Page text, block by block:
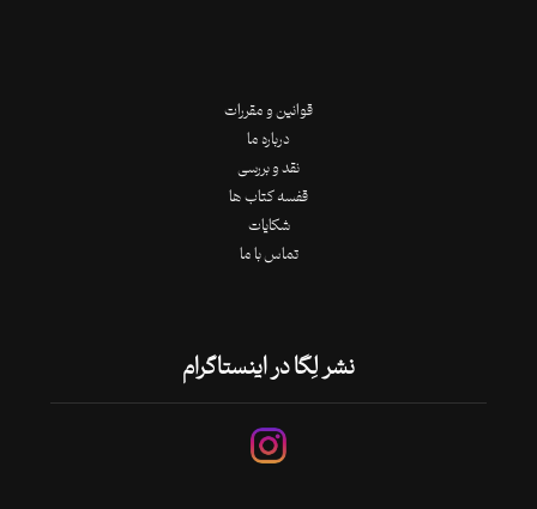
قوانین و مقررات
درباره ما
نقد و بررسی
قفسه کتاب ها
شکایات
تماس با ما
نشر لِگا در اینستاگرام